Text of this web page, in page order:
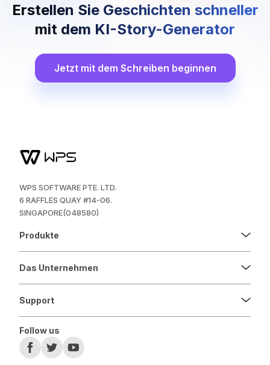
Erstellen Sie Geschichten schneller
mit dem KI-Story-Generator
Jetzt mit dem Schreiben beginnen
WPS SOFTWARE PTE. LTD.
6 RAFFLES QUAY #14-06.
SINGAPORE(048580)
Produkte
Das Unternehmen
Support
Follow us